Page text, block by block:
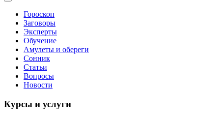
Гороскоп
Заговоры
Эксперты
Обучение
Амулеты и обереги
Сонник
Статьи
Вопросы
Новости
Курсы и услуги